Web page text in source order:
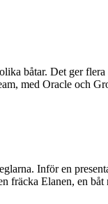
båtar. Det ger
med Oracle och
Inför en
fräcka Elanen, en